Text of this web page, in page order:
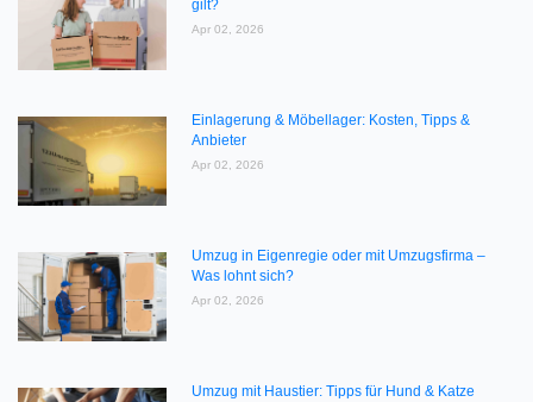
gilt?
Apr 02, 2026
Einlagerung & Möbellager: Kosten, Tipps &
Anbieter
Apr 02, 2026
Umzug in Eigenregie oder mit Umzugsfirma –
Was lohnt sich?
Apr 02, 2026
Umzug mit Haustier: Tipps für Hund & Katze